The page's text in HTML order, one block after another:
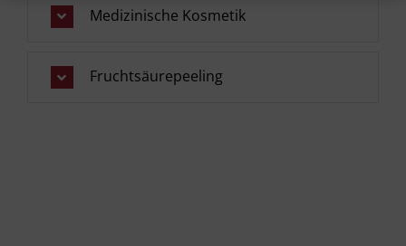
Medizinische Kosmetik
Fruchtsäurepeeling